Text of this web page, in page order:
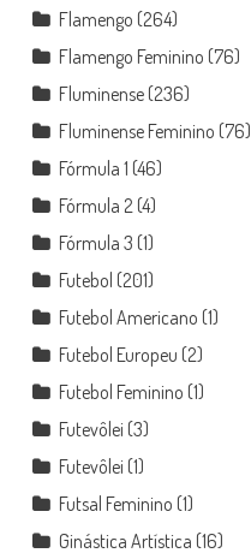
Flamengo (264)
Flamengo Feminino (76)
Fluminense(236)
Fluminense Feminino (76)
Fórmula 1 (46)
Fórmula 2(4)
Fórmula 3 (1)
Futebol (201)
Futebol Americano (1)
Futebol Europeu (2)
Futebol Feminino (1)
Futevôlei (3)
Futevôlei (1)
Futsal Feminino (1)
Ginástica Artística (16)